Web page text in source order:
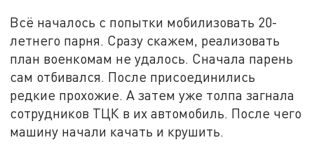
Всё началось с попытки мобилизовать 20-
летнего парня. Сразу скажем, реализовать
план военкомам не удалось. Сначала парень
сам отбивался. После присоединились
редкие прохожие. А затем уже толпа загнала
сотрудников ТЦК в их автомобиль. После чего
машину начали качать и крушить.